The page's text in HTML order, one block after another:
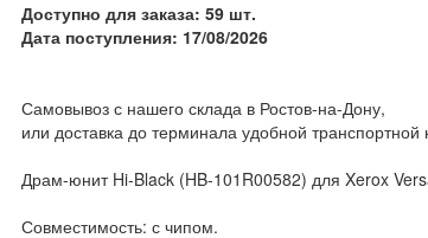
Доступно для заказа: 59 шт.
Дата поступления: 17/08/2026
Самовывоз с нашего склада в Ростов-на-Дону,
или доставка до терминала удобной
Драм-юнит Hi-Black (HB-101R00582) для Xerox
Совместимость: с чипом.